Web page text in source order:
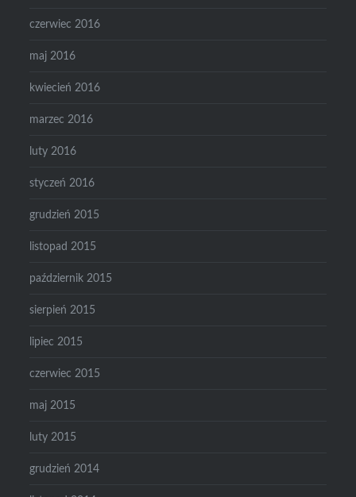
czerwiec 2016
maj 2016
kwiecień 2016
marzec 2016
luty 2016
styczeń 2016
grudzień 2015
listopad 2015
październik 2015
sierpień 2015
lipiec 2015
czerwiec 2015
maj 2015
luty 2015
grudzień 2014